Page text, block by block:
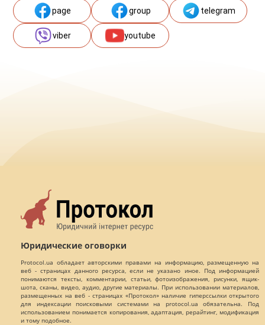
page group telegram
viber youtube
Юридические оговорки
Protocol.ua обладает авторскими правами на информацию, размещенную на
веб - страницах данного ресурса, если не указано иное. Под информацией
понимаются тексты, комментарии, статьи, фотоизображения, рисунки, ящик-
шота, сканы, видео, аудио, другие материалы. При использовании материалов,
размещенных на веб - страницах «Протокол» наличие гиперссылки открытого
для индексации поисковыми системами на protocol.ua обязательна. Под
использованием понимается копирования, адаптация, рерайтинг, модификация
и тому подобное.